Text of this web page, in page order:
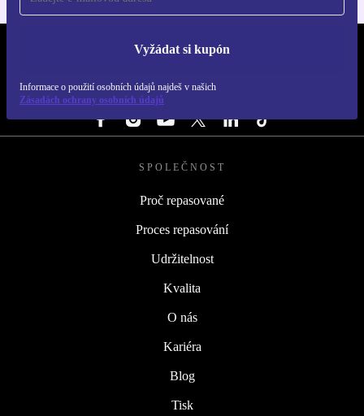
Vyžádat si kupón
Informace o použití osobních údajů najdeš v našich
Zásadách ochrany osobních údajů
REFURBED ČESKO - RETHINK NEW.
SLEDUJ NÁS
SPOLEČNOST
Proč repasované
Proces repasování
Udržitelnost
Kvalita
O nás
Kariéra
Blog
Tisk